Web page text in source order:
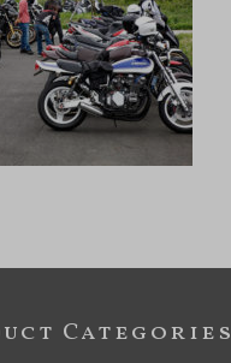
Categories